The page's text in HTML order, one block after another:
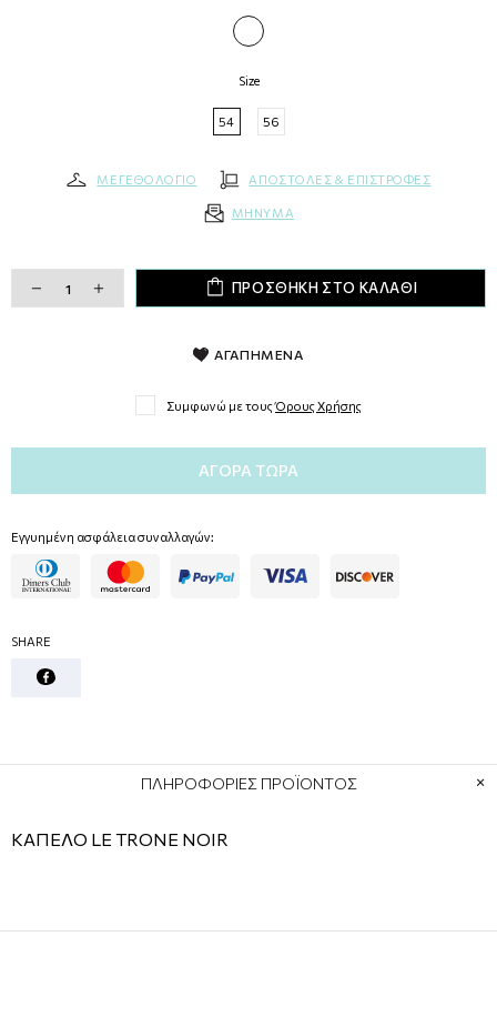
Size
54 56
ΜΕΓΕΘΟΛΟΓΙΟ ΑΠΟΣΤΟΛΕΣ & ΕΠΙΣΤΡΟΦΕΣ
MΗΝΥMA
ΠΡΟΣΘΗΚΗ ΣΤΟ ΚΑΛΑΘΙ
ΑΓΑΠΗΜΕΝΑ
Συμφωνώ με τουςΌρους Χρήσης
ΑΓΟΡΆ ΤΏΡΑ
Εγγυημένη ασφάλεια συναλλαγών:
SHARE
ΠΛΗΡΟΦΟΡΙΕΣ ΠΡΟΪΟΝΤΟΣ
ΚΑΠΕΛΟ LE TRONE NOIR